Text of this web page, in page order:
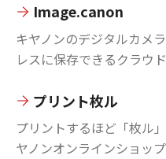
Image.canon
キヤノンのデジタルカメ
レスに保存できるクラウ
プリント枚ル
プリントするほど「枚ル
ヤノンオンラインショッ